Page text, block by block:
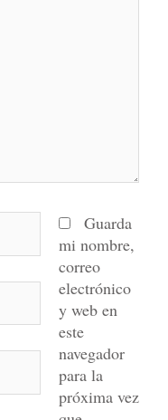
Guarda
mi nombre,
correo
electrónico
y web en
este
navegador
para la
próxima vez